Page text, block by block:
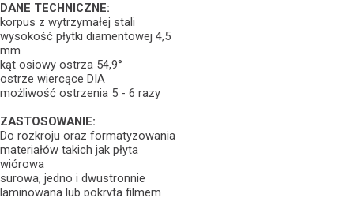
DANE TECHNICZNE:
korpus z wytrzymałej stali
wysokość płytki diamentowej 4,5
mm
kąt osiowy ostrza 54,9°
ostrze wiercące DIA
możliwość ostrzenia 5 - 6 razy
ZASTOSOWANIE:
Do rozkroju oraz formatyzowania
materiałów takich jak płyta
wiórowa
surowa, jedno i dwustronnie
laminowana lub pokryta filmem